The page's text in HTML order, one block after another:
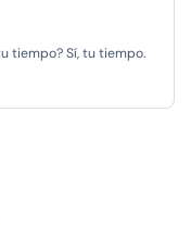
tiempo? Sí, tu tiempo.